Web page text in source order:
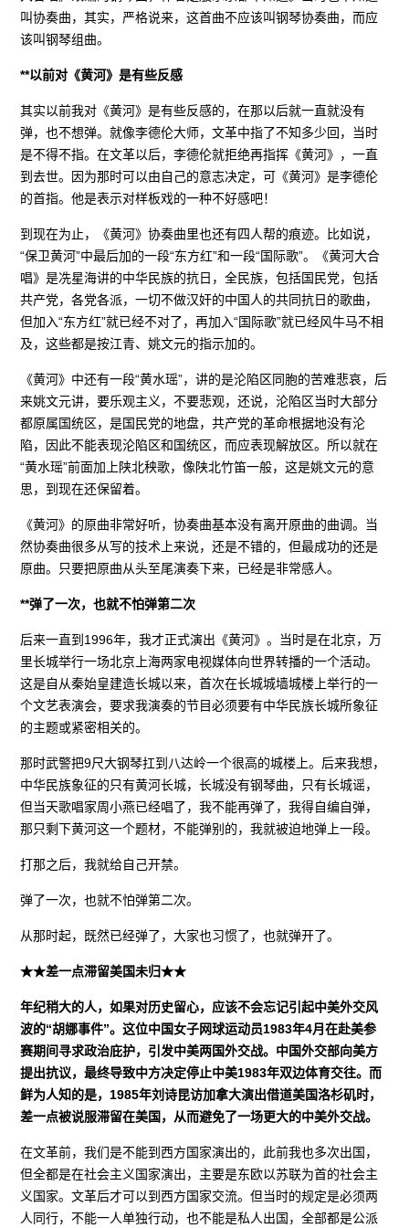
叫协奏曲，其实，严格说来，这首曲不应该叫钢琴协奏曲，而应
该叫钢琴组曲。
**以前对《黄河》是有些反感
其实以前我对《黄河》是有些反感的，在那以后就一直就没有
弹，也不想弹。就像李德伦大师，文革中指了不知多少回，当时
是不得不指。在文革以后，李德伦就拒绝再指挥《黄河》，一直
到去世。因为那时可以由自己的意志决定，可《黄河》是李德伦
的首指。他是表示对样板戏的一种不好感吧！
到现在为止，《黄河》协奏曲里也还有四人帮的痕迹。比如说，
“保卫黄河”中最后加的一段“东方红”和一段“国际歌”。《黄河大合
唱》是冼星海讲的中华民族的抗日，全民族，包括国民党，包括
共产党，各党各派，一切不做汉奸的中国人的共同抗日的歌曲，
但加入“东方红”就已经不对了，再加入“国际歌”就已经风牛马不相
及，这些都是按江青、姚文元的指示加的。
《黄河》中还有一段“黄水瑶”，讲的是沦陷区同胞的苦难悲哀，后
来姚文元讲，要乐观主义，不要悲观，还说，沦陷区当时大部分
都原属国统区，是国民党的地盘，共产党的革命根据地没有沦
陷，因此不能表现沦陷区和国统区，而应表现解放区。所以就在
“黄水瑶”前面加上陕北秧歌，像陕北竹笛一般，这是姚文元的意
思，到现在还保留着。
《黄河》的原曲非常好听，协奏曲基本没有离开原曲的曲调。当
然协奏曲很多从写的技术上来说，还是不错的，但最成功的还是
原曲。只要把原曲从头至尾演奏下来，已经是非常感人。
**弹了一次，也就不怕弹第二次
后来一直到1996年，我才正式演出《黄河》。当时是在北京，万
里长城举行一场北京上海两家电视媒体向世界转播的一个活动。
这是自从秦始皇建造长城以来，首次在长城城墙城楼上举行的一
个文艺表演会，要求我演奏的节目必须要有中华民族长城所象征
的主题或紧密相关的。
那时武警把9尺大钢琴扛到八达岭一个很高的城楼上。后来我想，
中华民族象征的只有黄河长城，长城没有钢琴曲，只有长城谣，
但当天歌唱家周小燕已经唱了，我不能再弹了，我得自编自弹，
那只剩下黄河这一个题材，不能弹别的，我就被迫地弹上一段。
打那之后，我就给自己开禁。
弹了一次，也就不怕弹第二次。
从那时起，既然已经弹了，大家也习惯了，也就弹开了。
★★差一点滞留美国未归★★
年纪稍大的人，如果对历史留心，应该不会忘记引起中美外交风
波的“胡娜事件”。这位中国女子网球运动员1983年4月在赴美参
赛期间寻求政治庇护，引发中美两国外交战。中国外交部向美方
提出抗议，最终导致中方决定停止中美1983年双边体育交往。而
鲜为人知的是，1985年刘诗昆访加拿大演出借道美国洛杉矶时，
差一点被说服滞留在美国，从而避免了一场更大的中美外交战。
在文革前，我们是不能到西方国家演出的，此前我也多次出国，
但全都是在社会主义国家演出，主要是东欧以苏联为首的社会主
义国家。文革后才可以到西方国家交流。但当时的规定是必须两
人同行，不能一人单独行动，也不能是私人出国，全部都是公派